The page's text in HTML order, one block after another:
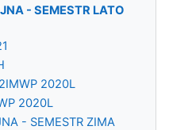
- SEMESTR LATO
2020L
2020L
- SEMESTR ZIMA